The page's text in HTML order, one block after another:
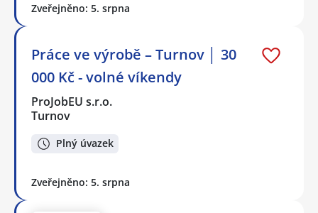
Zveřejněno: 5. srpna
Práce ve výrobě – Turnov │ 30
000 Kč - volné víkendy
ProJobEU s.r.o.
Turnov
Plný úvazek
Zveřejněno: 5. srpna